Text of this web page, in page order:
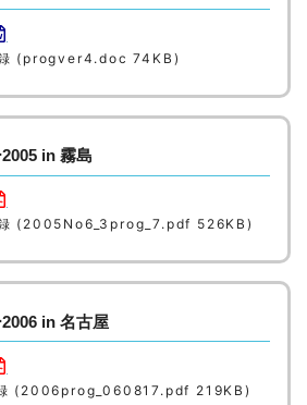
(progver4.doc 74KB)
in 霧島
(2005No6_3prog_7.pdf 526KB)
in 名古屋
(2006prog_060817.pdf 219KB)